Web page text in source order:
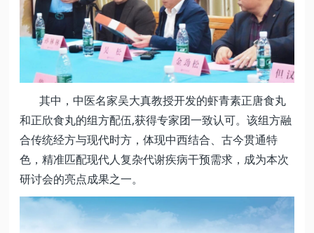
其中，中医名家吴大真教授开发的虾青素正唐食丸
和正欣食丸的组方配伍,获得专家团一致认可。该组方融
合传统经方与现代时方，体现中西结合、古今贯通特
色，精准匹配现代人复杂代谢疾病干预需求，成为本次
研讨会的亮点成果之一。